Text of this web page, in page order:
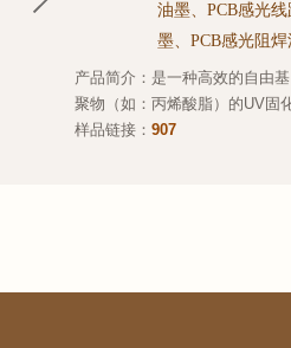
油墨、PCB感光线
墨、PCB感光阻
产品简介：是一种高效的自由
聚物（如：丙烯酸脂）的UV固
样品链接： 907